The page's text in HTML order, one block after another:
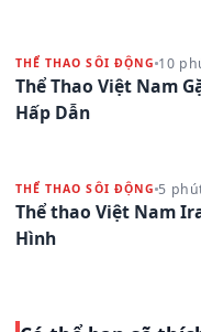
THỂ THAO SÔI ĐỘNG 10
Thể Thao Việt Nam
Hấp Dẫn
THỂ THAO SÔI ĐỘNG 5
Thể thao Việt Nam
Hình